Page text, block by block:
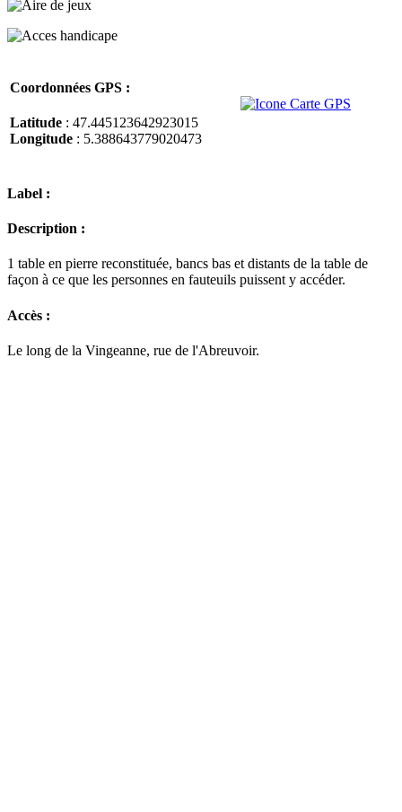
Coordonnées GPS :
Latitude : 47.445123642923015
Longitude : 5.388643779020473
Label :
Description :
1 table en pierre reconstituée, bancs bas et distants de la table de
façon à ce que les personnes en fauteuils puissent y accéder.
Accès :
Le long de la Vingeanne, rue de l'Abreuvoir.